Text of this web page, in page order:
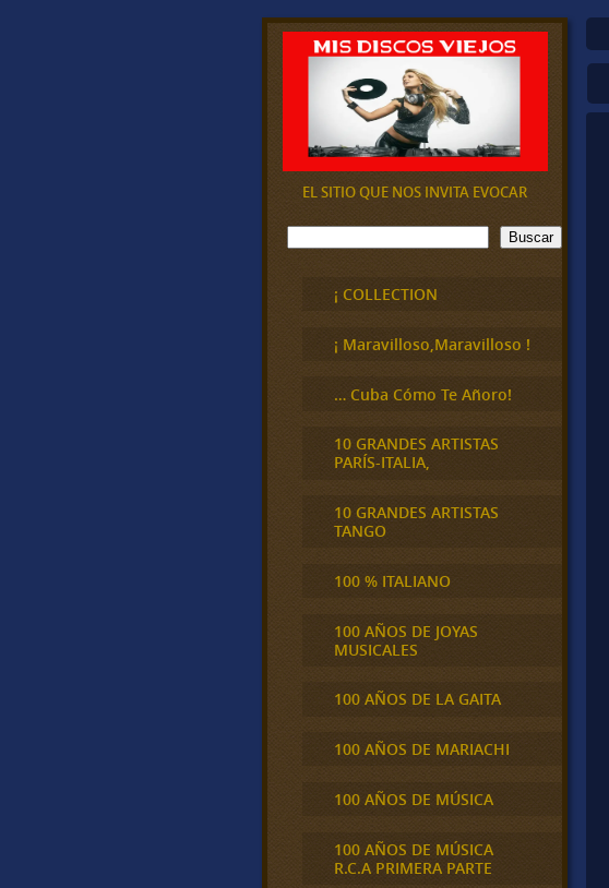
EL SITIO QUE NOS INVITA EVOCAR
B
u
Buscar
¡ COLLECTION
¡ Maravilloso,Maravilloso !
… Cuba Cómo Te Añoro!
10 GRANDES ARTISTAS
PARÍS-ITALIA,
10 GRANDES ARTISTAS
TANGO
100 % ITALIANO
100 AÑOS DE JOYAS
MUSICALES
100 AÑOS DE LA GAITA
100 AÑOS DE MARIACHI
100 AÑOS DE MÚSICA
100 AÑOS DE MÚSICA
R.C.A PRIMERA PARTE